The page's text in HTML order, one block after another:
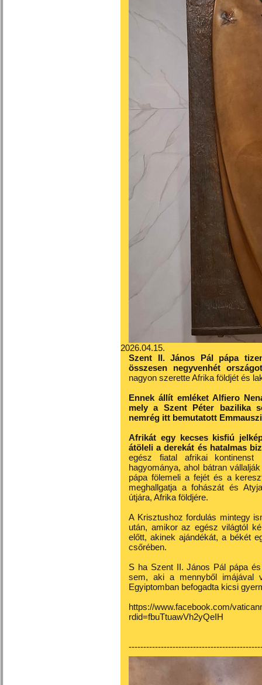
2026.04.15.
Szent II. János Pál pápa
összesen negyvenhét
nagyon szerette Afrika földjét és
Ennek állít emléket Alfiero
mely a Szent Péter bazilika
nemrég itt bemutatott
Afrikát egy kecses kisfiú
átöleli a derekát és hatalmas
egész fiatal afrikai
hagyománya, ahol bátran
pápa fölemeli a fejét és a
meghallgatja a fohászát és
útjára, Afrika földjére.
A Krisztushoz fordulás mintegy
után, amikor az egész világtól
előtt, akinek ajándékát, a békét
csőrében.
S ha Szent II. János Pál pápa
sem, aki a mennyből imájával
Egyiptomban befogadta kicsi
https://www.facebook.com/
rdid=fbuTtuawVh2yQeIH